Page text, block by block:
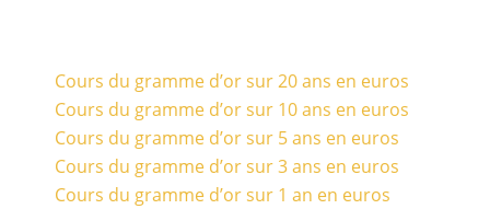
Cours du gramme d’or sur 20 ans en euros
Cours du gramme d’or sur 10 ans en euros
Cours du gramme d’or sur 5 ans en euros
Cours du gramme d’or sur 3 ans en euros
Cours du gramme d’or sur 1 an en euros